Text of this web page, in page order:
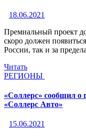
18.06.2021
Премиальный проект
скоро должен
России, так и за
Читать
РЕГИОНЫ
«Соллерс» сообщил о
«Соллерс Авто»
15.06.2021